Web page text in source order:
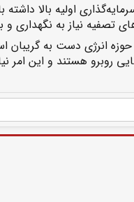
اولیه بالا
نیاز به نگهداری و
انرژی دست به
روبرو هستند و این امر